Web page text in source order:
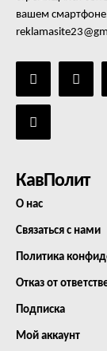
вашем
КавПолит
О нас
Связаться с нами
Политика
Отказ от
Подписка
Мой аккаунт